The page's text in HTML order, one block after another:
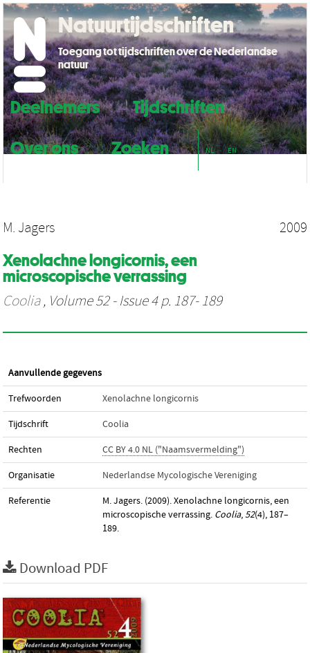
Deelnemers
Tijdschriften
Over ons
Zoeken NL EN
Natuurtijdschriften
Toegang tot tijdschriften over de Nederlandse
natuur
M. Jagers 2009
Xenolachne longicornis, een
microscopische verrassing
Coolia, Volume 52 - Issue 4 p. 187- 189
Aanvullende gegevens
Trefwoorden Xenolachne longicornis
Tijdschrift Coolia
Rechten CC BY 4.0 NL ("Naamsvermelding")
Organisatie Nederlandse Mycologische Vereniging
Referentie
M. Jagers. (2009). Xenolachne longicornis, een
microscopische verrassing. Coolia,52(4), 187–
189.
Download PDF